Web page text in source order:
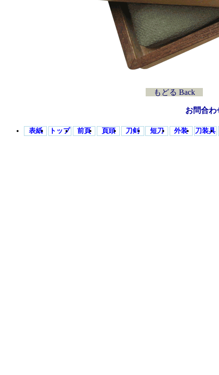
もどる Back
お問合
表紙 トップ 前頁 頁頭 刀剣 短刀 外装 刀装具